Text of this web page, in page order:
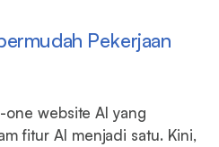
Pekerjaan
website AI yang
fitur AI menjadi satu. Kini,